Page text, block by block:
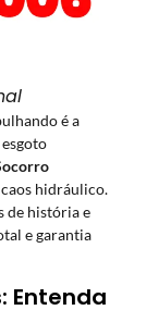
é a
hidráulico.
de história e
e garantia
Entenda